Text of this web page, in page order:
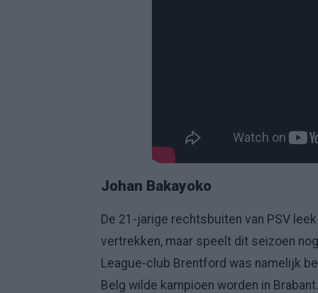
Johan Bakayoko
De 21-jarige rechtsbuiten van PSV
vertrekken, maar speelt dit seizoen
League-club Brentford was namelijk
Belg wilde kampioen worden in